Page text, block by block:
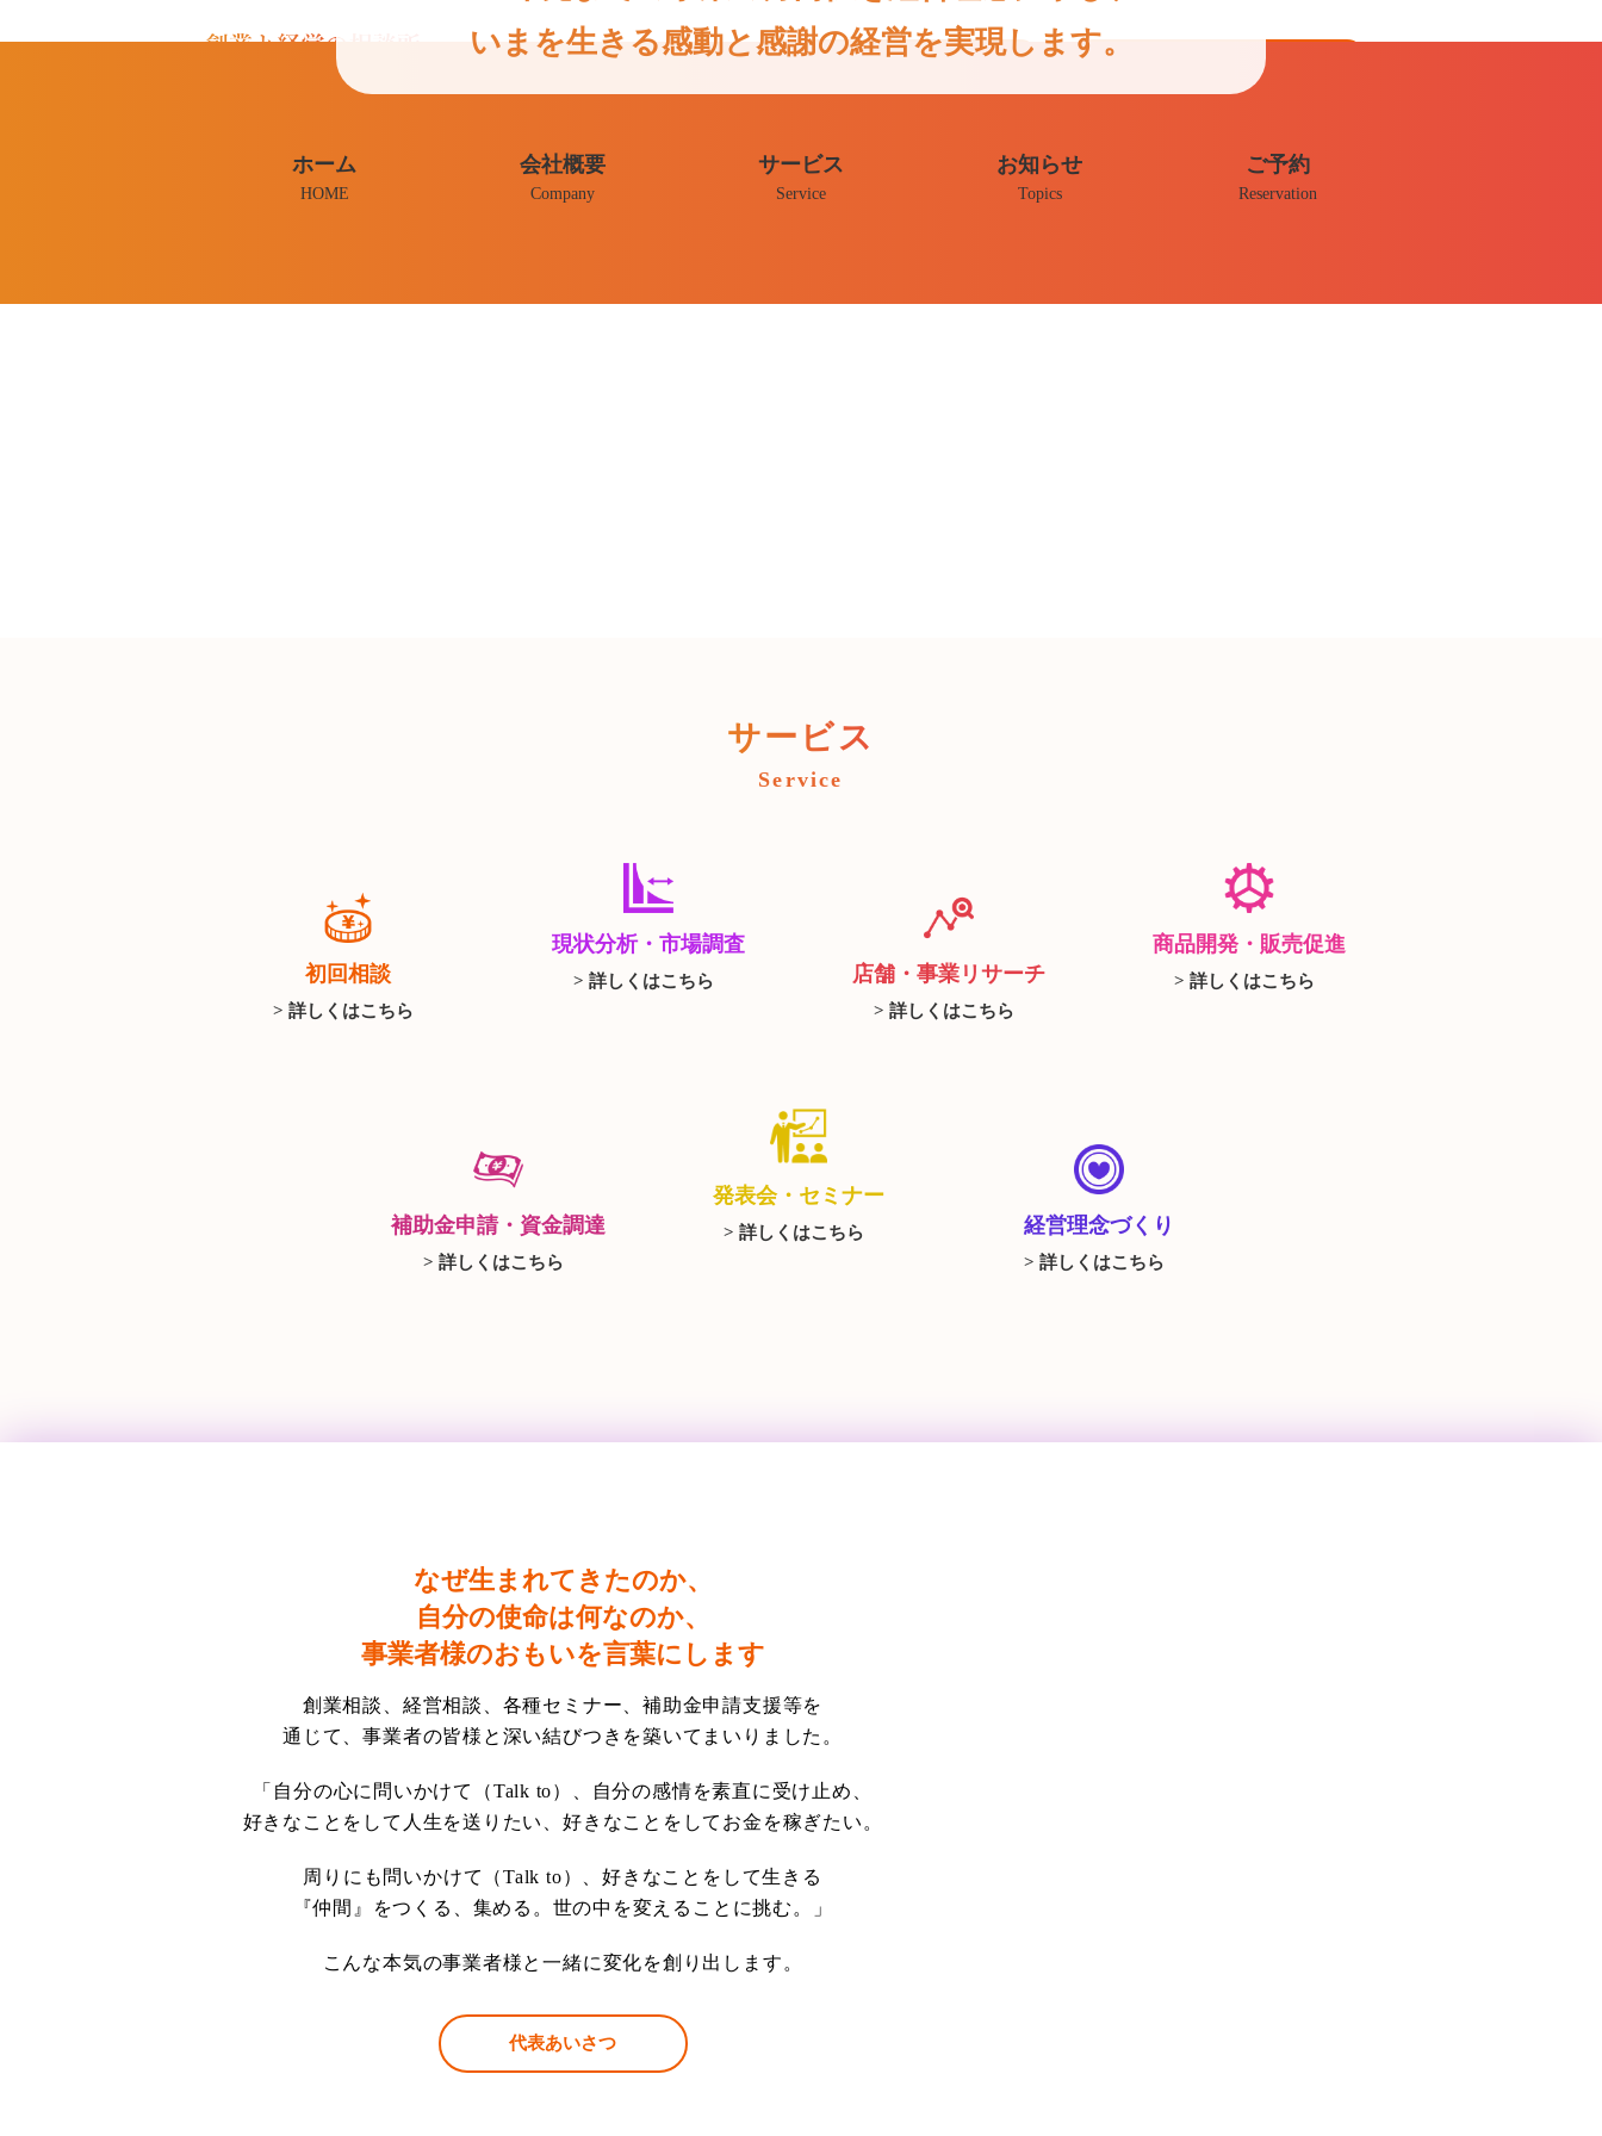
090-4382-9477 お問い合わせはこちら
ホーム
HOME
会社概要
Company
サービス
Service
お知らせ
Topics
ご予約
Reservation
いまを生きる感動と感謝の経営を実現します。
サービス
Service
初回相談
> 詳しくはこちら
現状分析・市場調査
> 詳しくはこちら 店舗・事業リサーチ
> 詳しくはこちら
商品開発・販売促進
> 詳しくはこちら
補助金申請・資金調達
> 詳しくはこちら
発表会・セミナー
> 詳しくはこちら 経営理念づくり
> 詳しくはこちら
なぜ生まれてきたのか、
自分の使命は何なのか、
事業者様のおもいを言葉にします
創業相談、経営相談、各種セミナー、補助金申請支援等を
通じて、事業者の皆様と深い結びつきを築いてまいりました。
「自分の心に問いかけて（Talk to）、自分の感情を素直に受け止め、
好きなことをして人生を送りたい、好きなことをしてお金を稼ぎたい。
周りにも問いかけて（Talk to）、好きなことをして生きる
『仲間』をつくる、集める。世の中を変えることに挑む。」
こんな本気の事業者様と一緒に変化を創り出します。
代表あいさつ